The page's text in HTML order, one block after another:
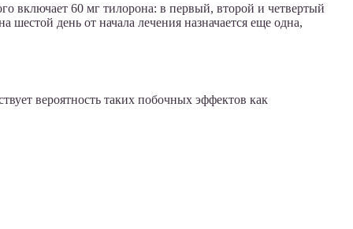
включает 60 мг тилорона: в первый, второй и четвертый
день от начала лечения назначается еще одна,
вероятность таких побочных эффектов как